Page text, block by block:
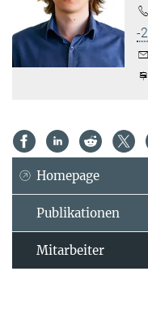
-
Homepage
Publikationen
Mitarbeiter